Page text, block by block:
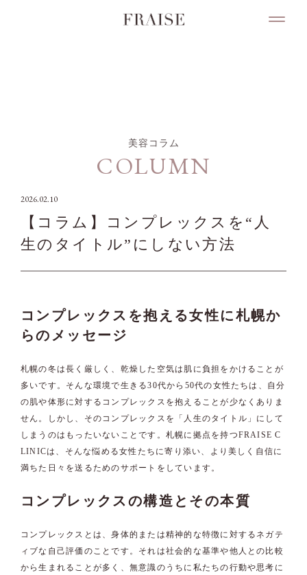
美容コラム
COLUMN
2026.02.10
【コラム】コンプレックスを“人
生のタイトル”にしない方法
コンプレックスを抱える女性に札幌か
らのメッセージ
札幌の冬は長く厳しく、乾燥した空気は肌に負担をかけることが
多いです。そんな環境で生きる30代から50代の女性たちは、自分
の肌や体形に対するコンプレックスを抱えることが少なくありま
せん。しかし、そのコンプレックスを「人生のタイトル」にして
しまうのはもったいないことです。札幌に拠点を持つFRAISE C
LINICは、そんな悩める女性たちに寄り添い、より美しく自信に
満ちた日々を送るためのサポートをしています。
コンプレックスの構造とその本質
コンプレックスとは、身体的または精神的な特徴に対するネガテ
ィブな自己評価のことです。それは社会的な基準や他人との比較
から生まれることが多く、無意識のうちに私たちの行動や思考に